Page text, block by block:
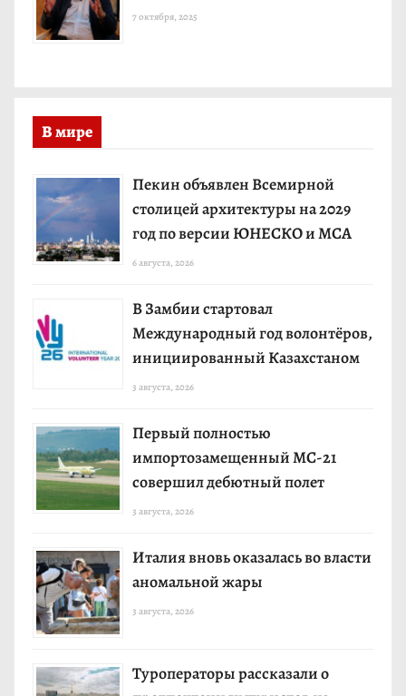
7 октября, 2025
В мире
Пекин объявлен Всемирной
столицей архитектуры на 2029
год по версии ЮНЕСКО и МСА
6 августа, 2026
В Замбии стартовал
Международный год волонтёров,
инициированный Казахстаном
3 августа, 2026
Первый полностью
импортозамещенный МС-21
совершил дебютный полет
3 августа, 2026
Италия вновь оказалась во власти
аномальной жары
3 августа, 2026
Туроператоры рассказали о